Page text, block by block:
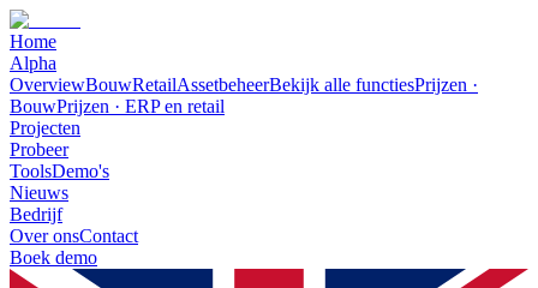
Home
Alpha
OverviewBouwRetailAssetbeheerBekijk alle functiesPrijzen ·
BouwPrijzen · ERP en retail
Projecten
Probeer
ToolsDemo's
Nieuws
Bedrijf
Over onsContact
Boek demo